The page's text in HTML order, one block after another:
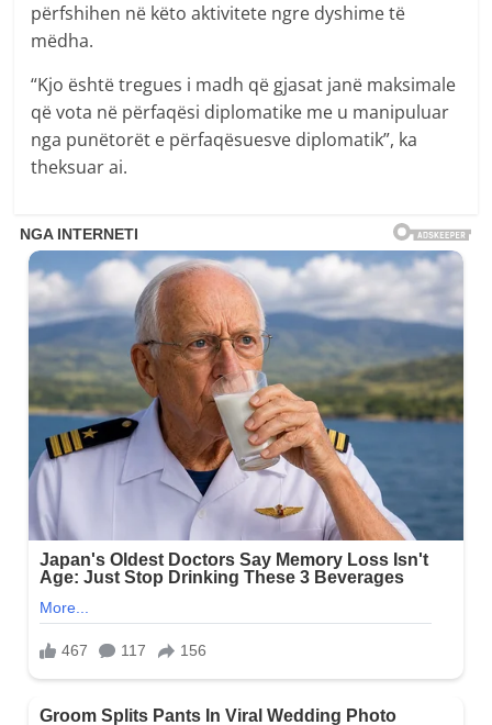
përfshihen në këto aktivitete ngre dyshime të
mëdha.
“Kjo është tregues i madh që gjasat janë maksimale
që vota në përfaqësi diplomatike me u manipuluar
nga punëtorët e përfaqësuesve diplomatik”, ka
theksuar ai.